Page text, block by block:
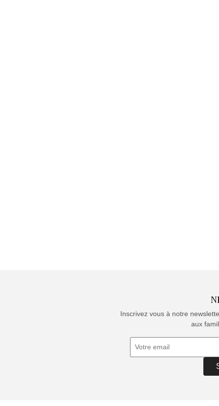
Inscrivez vous à notre
aux